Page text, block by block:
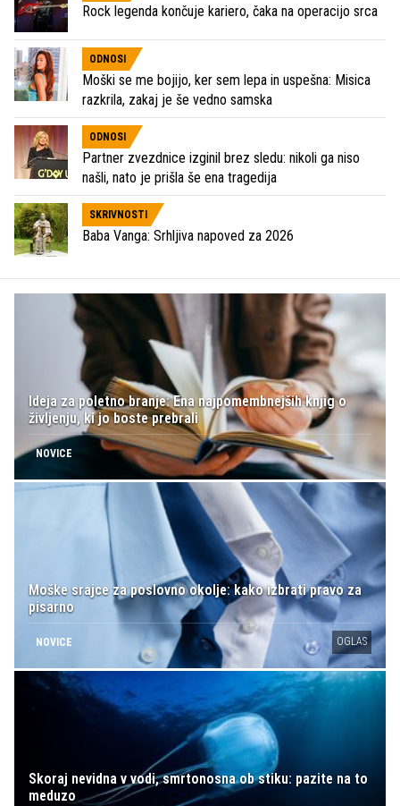
Rock legenda končuje kariero, čaka na operacijo srca
ODNOSI
Moški se me bojijo, ker sem lepa in uspešna: Misica
razkrila, zakaj je še vedno samska
ODNOSI
Partner zvezdnice izginil brez sledu: nikoli ga niso
našli, nato je prišla še ena tragedija
SKRIVNOSTI
Baba Vanga: Srhljiva napoved za 2026
Ideja za poletno branje: Ena najpomembnejših knjig o
življenju, ki jo boste prebrali
NOVICE
Moške srajce za poslovno okolje: kako izbrati pravo za
pisarno
NOVICE OGLAS
Skoraj nevidna v vodi, smrtonosna ob stiku: pazite na to
meduzo